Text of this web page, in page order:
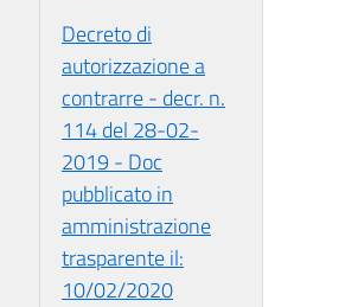
Decreto di
autorizzazione a
contrarre - decr. n.
114 del 28-02-
2019 - Doc
pubblicato in
amministrazione
trasparente il:
10/02/2020